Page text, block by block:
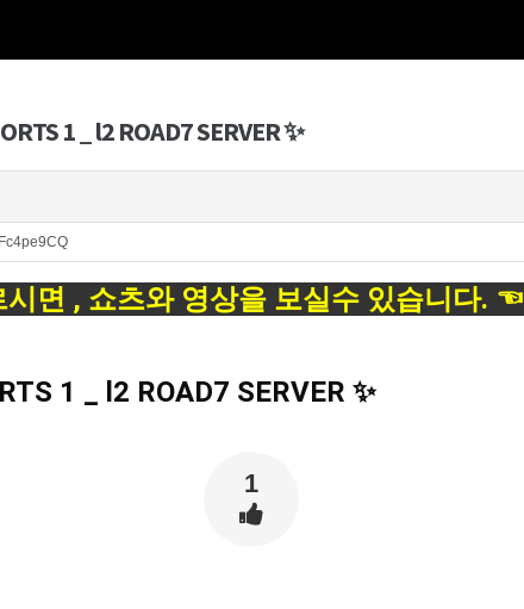
1 _ l2 ROAD7 SERVER ✨
면 , 쇼츠와 영상을 보실수 있습니다. ☜
1 _ l2 ROAD7 SERVER ✨
1